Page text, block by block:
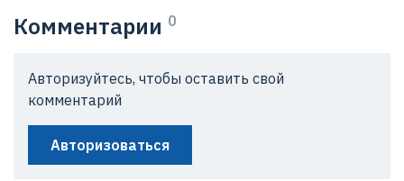
Комментарии 0
Авторизуйтесь, чтобы оставить свой
комментарий
Авторизоваться